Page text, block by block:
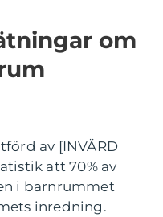
om
av [INVÄRD
att 70% av
i barnrummet
inredning.